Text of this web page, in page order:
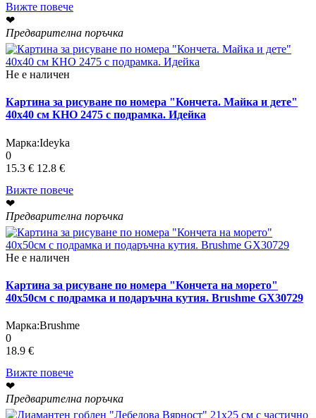
Вижте повече
❤
Предварителна поръчка
Не е наличен
Картина за рисуване по номера "Кончета. Майка и дете"
40х40 см КНО 2475 с подрамка. Идейка
Марка:Ideyka
0
15.3 € 12.8 €
Вижте повече
❤
Предварителна поръчка
Не е наличен
Картина за рисуване по номера "Кончета на морето"
40х50см с подрамка и подаръчна кутия. Brushme GX30729
Марка:Brushme
0
18.9 €
Вижте повече
❤
Предварителна поръчка